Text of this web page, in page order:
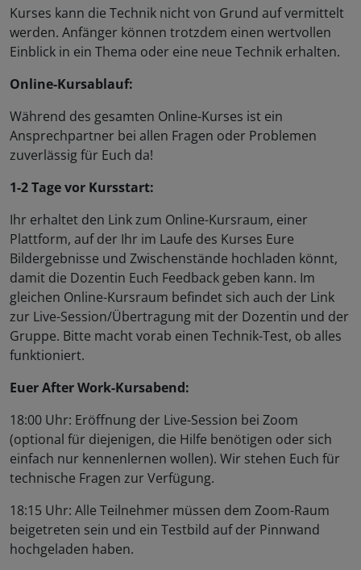
Kurses kann die Technik nicht von Grund auf vermittelt
werden. Anfänger können trotzdem einen wertvollen
Einblick in ein Thema oder eine neue Technik erhalten.
Online-Kursablauf:
Während des gesamten Online-Kurses ist ein
Ansprechpartner bei allen Fragen oder Problemen
zuverlässig für Euch da!
1-2 Tage vor Kursstart:
Ihr erhaltet den Link zum Online-Kursraum, einer
Plattform, auf der Ihr im Laufe des Kurses Eure
Bildergebnisse und Zwischenstände hochladen könnt,
damit die Dozentin Euch Feedback geben kann. Im
gleichen Online-Kursraum befindet sich auch der Link
zur Live-Session/Übertragung mit der Dozentin und der
Gruppe. Bitte macht vorab einen Technik-Test, ob alles
funktioniert.
Euer After Work-Kursabend:
18:00 Uhr: Eröffnung der Live-Session bei Zoom
(optional für diejenigen, die Hilfe benötigen oder sich
einfach nur kennenlernen wollen). Wir stehen Euch für
technische Fragen zur Verfügung.
18:15 Uhr: Alle Teilnehmer müssen dem Zoom-Raum
beigetreten sein und ein Testbild auf der Pinnwand
hochgeladen haben.